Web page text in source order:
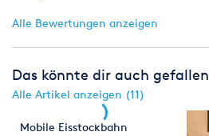
Alle Bewertungen anzeigen
Das könnte dir auch gefallen
Alle Artikel anzeigen (11)
Mobile Eisstockbahn